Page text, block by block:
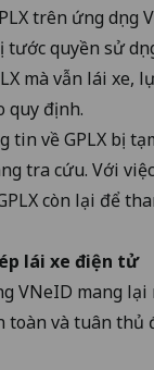
trên ứng
quyền sử
mà vẫn lái xe,
quy định.
tin về GPLX bị
tra cứu. Với
còn lại để
lái xe điện tử
VNeID mang
toàn và tuân